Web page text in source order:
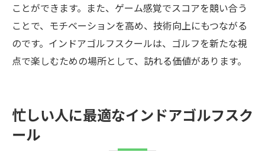
ことができます。また、ゲーム感覚でスコアを競い合う
ことで、モチベーションを高め、技術向上にもつながる
のです。インドアゴルフスクールは、ゴルフを新たな視
点で楽しむための場所として、訪れる価値があります。
忙しい人に最適なインドアゴルフスク
ール